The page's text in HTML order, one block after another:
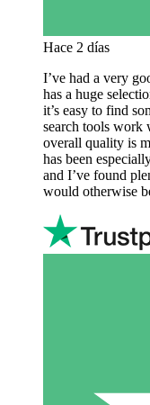
Hace 2 días
I’ve had a very
has a huge
it’s easy to find
search tools work
overall quality is
has been
and I’ve found
would otherwise